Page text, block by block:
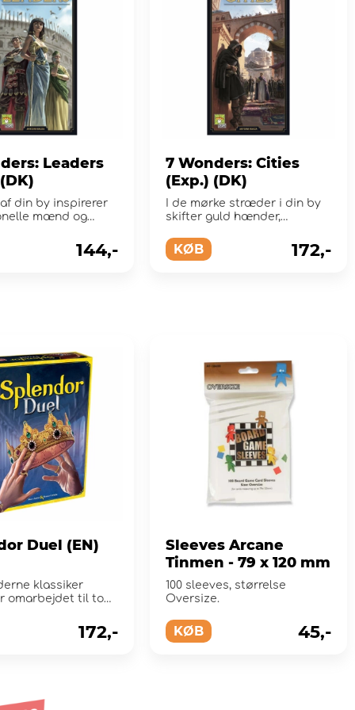
Leaders
din by inspirerer
mænd og
144,-
7 Wonders: Cities
(Exp.) (DK)
I de mørke stræder i din by
skifter guld hænder,
KØB 172,-
Duel (EN)
klassiker
omarbejdet til to
172,-
Sleeves Arcane
Tinmen - 79 x 120 mm
100 sleeves, størrelse
Oversize.
KØB 45,-